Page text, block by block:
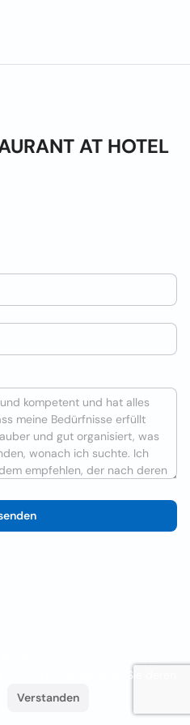
AT HOTEL
surfen, akzeptieren Sie deren
Verstanden